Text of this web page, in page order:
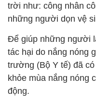
trời như: công nhân
những người dọn vệ
Để giúp những người
tác hại do nắng nóng
trường (Bộ Y tế) đã
khỏe mùa nắng nóng
động.